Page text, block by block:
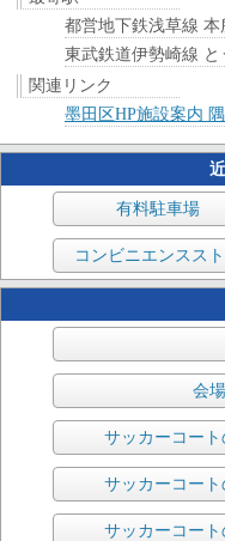
都営地下鉄浅草線 本
東武鉄道伊勢崎線 と
関連リンク
墨田区HP施設案内
有料駐車場
コンビニエンスス
会
サッカーコー
サッカーコー
サッカーコー